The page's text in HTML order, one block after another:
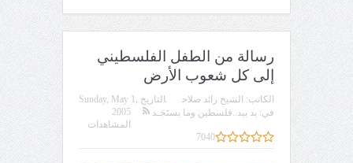
رسالة من الطفل الفلسطيني
إلى كل شعوب الأرض
الكاتب: الشيخ رائد صلاح التاريخ
Sunday, May 1,
2005
في: يد بيد..فلسطين وما يستَجَـد
المشاهدات
7040